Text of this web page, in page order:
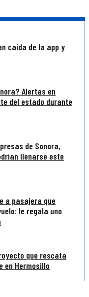
caída de la app y
Alertas en
del estado durante
de Sonora,
llenarse este
a pasajera que
le regala uno
que rescata
en Hermosillo